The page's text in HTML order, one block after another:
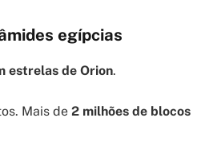
egípcias
estrelas de Orion.
Mais de 2 milhões de blocos